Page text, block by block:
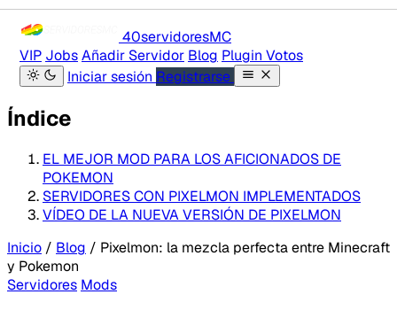
40servidoresMC
VIP JobsAñadir Servidor Blog Plugin Votos
Iniciar sesión Registrarse
Índice
EL MEJOR MOD PARA LOS AFICIONADOS DE
POKEMON
SERVIDORES CON PIXELMON IMPLEMENTADOS
VÍDEO DE LA NUEVA VERSIÓN DE PIXELMON
Inicio / Blog / Pixelmon: la mezcla perfecta entre Minecraft
y Pokemon
Servidores Mods